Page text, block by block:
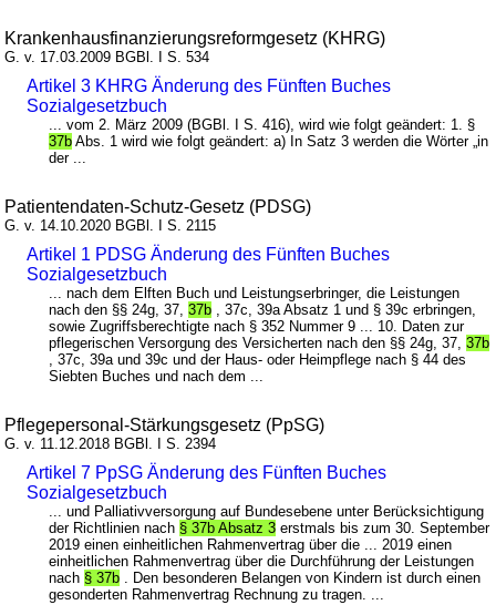
Krankenhausfinanzierungsreformgesetz (KHRG)
G. v. 17.03.2009 BGBl. I S. 534
Artikel 3 KHRG Änderung des Fünften Buches
Sozialgesetzbuch
... vom 2. März 2009 (BGBl. I S. 416), wird wie folgt geändert: 1. §
37b Abs. 1 wird wie folgt geändert: a) In Satz 3 werden die Wörter „in
der ...
Patientendaten-Schutz-Gesetz (PDSG)
G. v. 14.10.2020 BGBl. I S. 2115
Artikel 1 PDSG Änderung des Fünften Buches
Sozialgesetzbuch
... nach dem Elften Buch und Leistungserbringer, die Leistungen
nach den §§ 24g, 37,37b , 37c, 39a Absatz 1 und § 39c erbringen,
sowie Zugriffsberechtigte nach § 352 Nummer 9 ... 10. Daten zur
pflegerischen Versorgung des Versicherten nach den §§ 24g, 37,37b
, 37c, 39a und 39c und der Haus- oder Heimpflege nach § 44 des
Siebten Buches und nach dem ...
Pflegepersonal-Stärkungsgesetz (PpSG)
G. v. 11.12.2018 BGBl. I S. 2394
Artikel 7 PpSG Änderung des Fünften Buches
Sozialgesetzbuch
... und Palliativversorgung auf Bundesebene unter Berücksichtigung
der Richtlinien nach § 37b Absatz 3 erstmals bis zum 30. September
2019 einen einheitlichen Rahmenvertrag über die ... 2019 einen
einheitlichen Rahmenvertrag über die Durchführung der Leistungen
nach § 37b . Den besonderen Belangen von Kindern ist durch einen
gesonderten Rahmenvertrag Rechnung zu tragen. ...